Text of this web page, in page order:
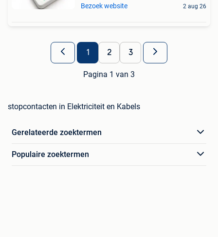
Bezoek website 2 aug 26
1 2 3
Pagina 1 van 3
stopcontacten in Elektriciteit en Kabels
Gerelateerde zoektermen
Populaire zoektermen